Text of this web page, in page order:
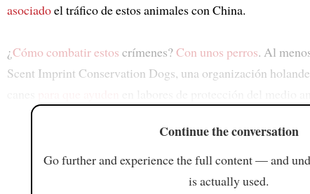
asociadoel tráfico de estos animales con China.
¿Cómo combatir estos crímenes?Con unos perros. Al
Scent Imprint Conservation Dogs, una organización
Continue the conversation
Go further and experience the full content — and
is actually used.